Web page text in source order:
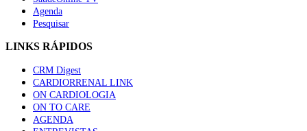
apresentavam níveis elevados de Lp(a), revela estudo
Trodelvy aprovado para primeira linha no cancro da
mama triplo negativo metastático em doentes não
Agenda
Pesquisar
LINKS RÁPIDOS
CRM Digest
CARDIORRENAL LINK
ON CARDIOLOGIA
ON TO CARE
AGENDA